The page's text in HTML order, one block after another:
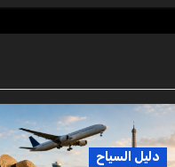
دليل السياح